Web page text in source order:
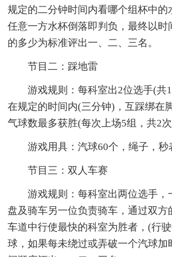
规定的二分钟时间内看哪个组杯中的
任意一方水杯倒落即判负，最终以时
的多少为标准评出一、二、三名。
节目二：踩地雷
游戏规则：每科室出2位选手(共
在规定的时间内(三分钟)，互踩绑在
气球数最多获胜(每次上场5组，共2次
游戏用具：汽球60个，绳子，秒
节目三：双人车赛
游戏规则：每科室出两位选手，
盘及骑车另一位负责骑车，通过双方
车道中行使最快的科室为胜者，(行
球，如果每未绕过或弄破一个汽球加